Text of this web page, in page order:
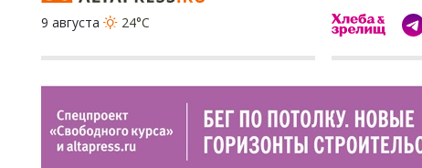
9 августа
24°C